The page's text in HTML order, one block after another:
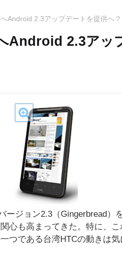
Android 2.3アップデートを提供へ？
Android 2.3アッ
ージョン2.3（Gingerbread）
心も高まってきた。特に、
つである台湾HTCの動きは気